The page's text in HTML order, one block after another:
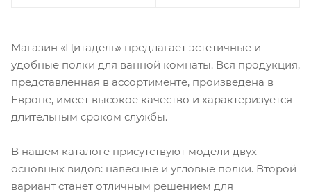
Магазин «Цитадель» предлагает эстетичные и
удобные полки для ванной комнаты. Вся продукция,
представленная в ассортименте, произведена в
Европе, имеет высокое качество и характеризуется
длительным сроком службы.
В нашем каталоге присутствуют модели двух
основных видов: навесные и угловые полки. Второй
вариант станет отличным решением для